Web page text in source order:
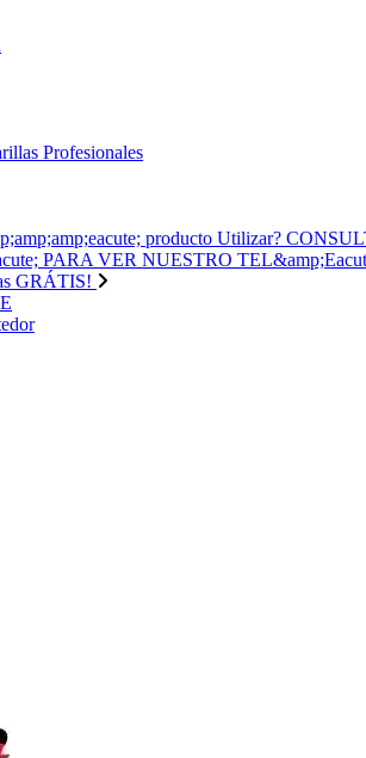
Profesionales
producto Utilizar?
PARA VER NUESTRO
GRÁTIS!